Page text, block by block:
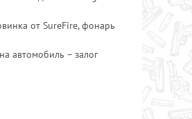
от SureFire, фонарь
автомобиль – залог